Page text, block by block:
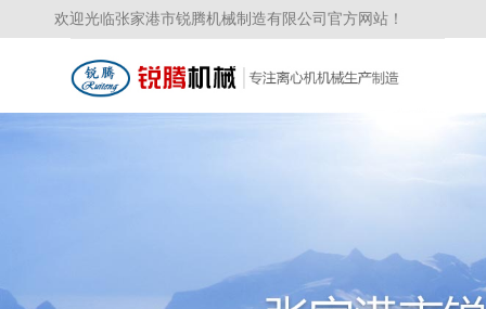
欢迎光临张家港市锐腾机械制造有限公司官方网站！